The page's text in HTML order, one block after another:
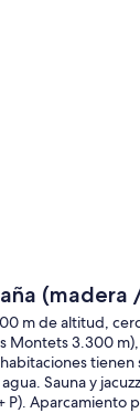
m de altitud,
Montets 3.300
Sauna y
Aparcamiento